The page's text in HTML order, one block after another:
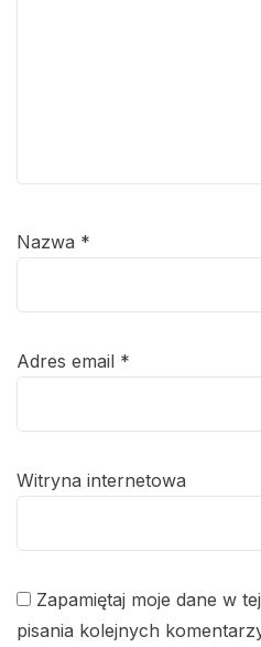
Nazwa *
Adres email *
Witryna internetowa
Zapamiętaj moje dane w
pisania kolejnych